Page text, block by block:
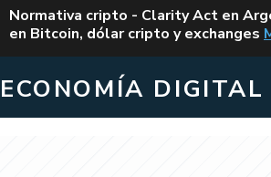
ALERTA
Normativa cripto - Clarity Act en
en Bitcoin, dólar cripto y exchanges
ECONOMÍA DIGITAL